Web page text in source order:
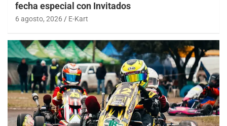
fecha especial con Invitados
6 agosto, 2026 E-Kart